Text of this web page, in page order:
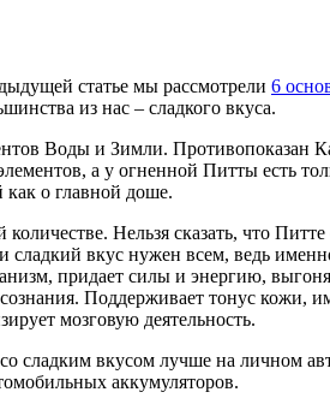
статье мы рассмотрели 6
из нас – сладкого вкуса.
Воды и Зимли. Противопоказан
а у огненной Питты есть
о главной доше.
Нельзя сказать, что
сладкий вкус нужен всем, ведь
придает силы и энергию,
Поддерживает тонус
мозговую деятельность.
сладким вкусом лучше на личном
аккумуляторов.